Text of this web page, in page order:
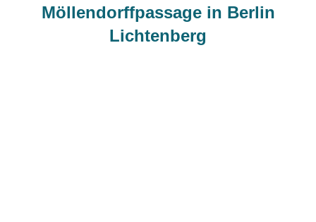
Möllendorffpassage in Berlin
Lichtenberg